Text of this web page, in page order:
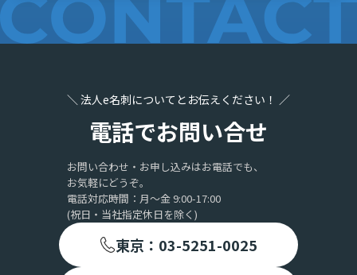
＼ 法人e名刺についてとお伝えください！ ／
電話でお問い合せ
お問い合わせ・お申し込みはお電話でも、
お気軽にどうぞ。
電話対応時間：月〜金 9:00-17:00
(祝日・当社指定休日を除く)
東京：03-5251-0025